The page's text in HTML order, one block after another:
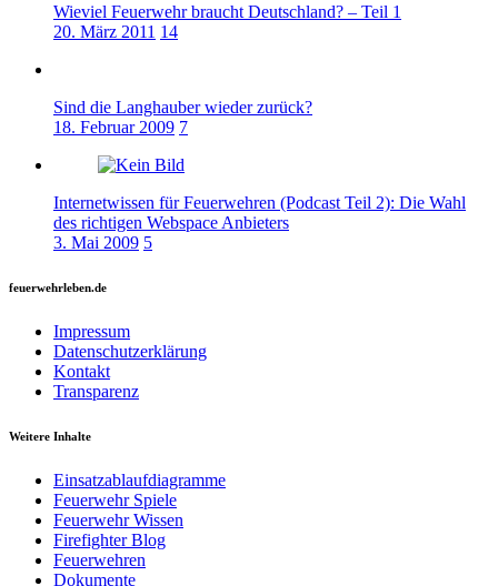
Wieviel Feuerwehr braucht Deutschland? – Teil 1
20. März 2011 14
Sind die Langhauber wieder zurück?
18. Februar 2009 7
Internetwissen für Feuerwehren (Podcast Teil 2): Die Wahl
des richtigen Webspace Anbieters
3. Mai 2009 5
feuerwehrleben.de
Impressum
Datenschutzerklärung
Kontakt
Transparenz
Weitere Inhalte
Einsatzablaufdiagramme
Feuerwehr Spiele
Feuerwehr Wissen
Firefighter Blog
Feuerwehren
Dokumente